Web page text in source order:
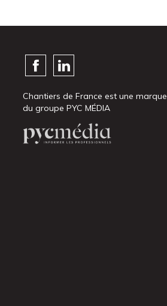
Chantiers de France est une marque
du groupe PYC MÉDIA